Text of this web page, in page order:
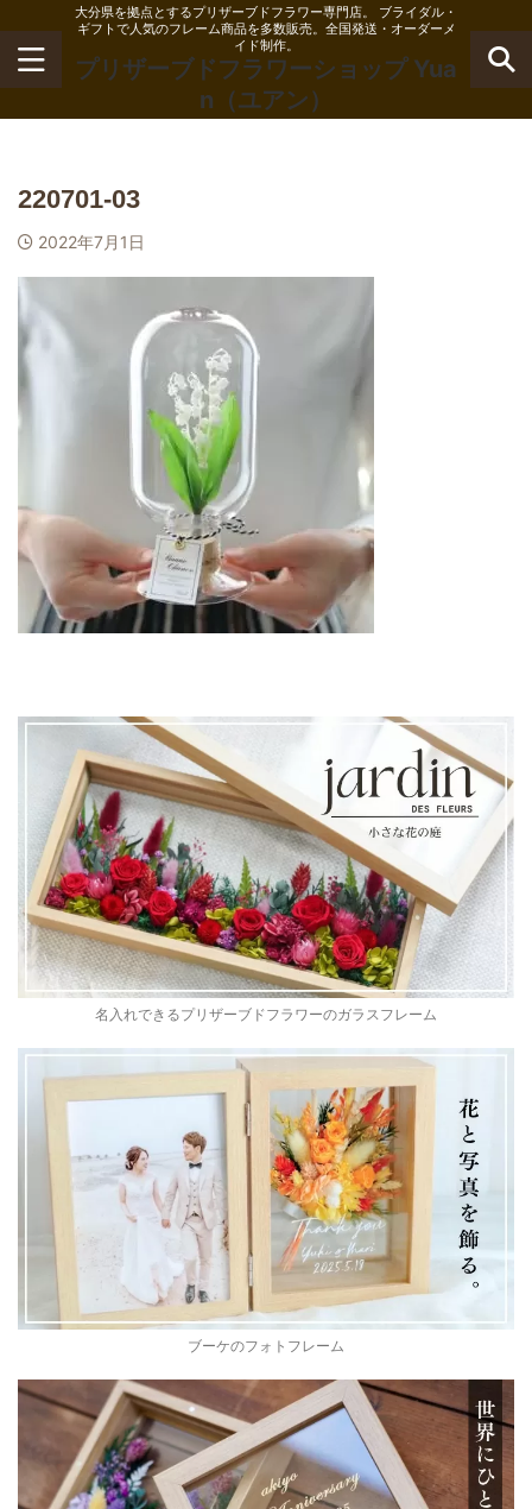
大分県を拠点とするプリザーブドフラワー専門店。 ブライダル・
ギフトで人気のフレーム商品を多数販売。全国発送・オーダーメ
イド制作。
プリザーブドフラワーショップ Yua
n（ユアン）
220701-03
2022年7月1日
名入れできるプリザーブドフラワーのガラスフレーム
ブーケのフォトフレーム